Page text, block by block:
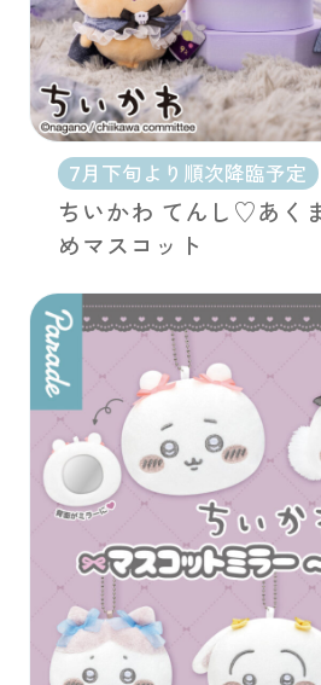
7月下旬より順次降臨予定
ちいかわ てんし♡あく
めマスコット